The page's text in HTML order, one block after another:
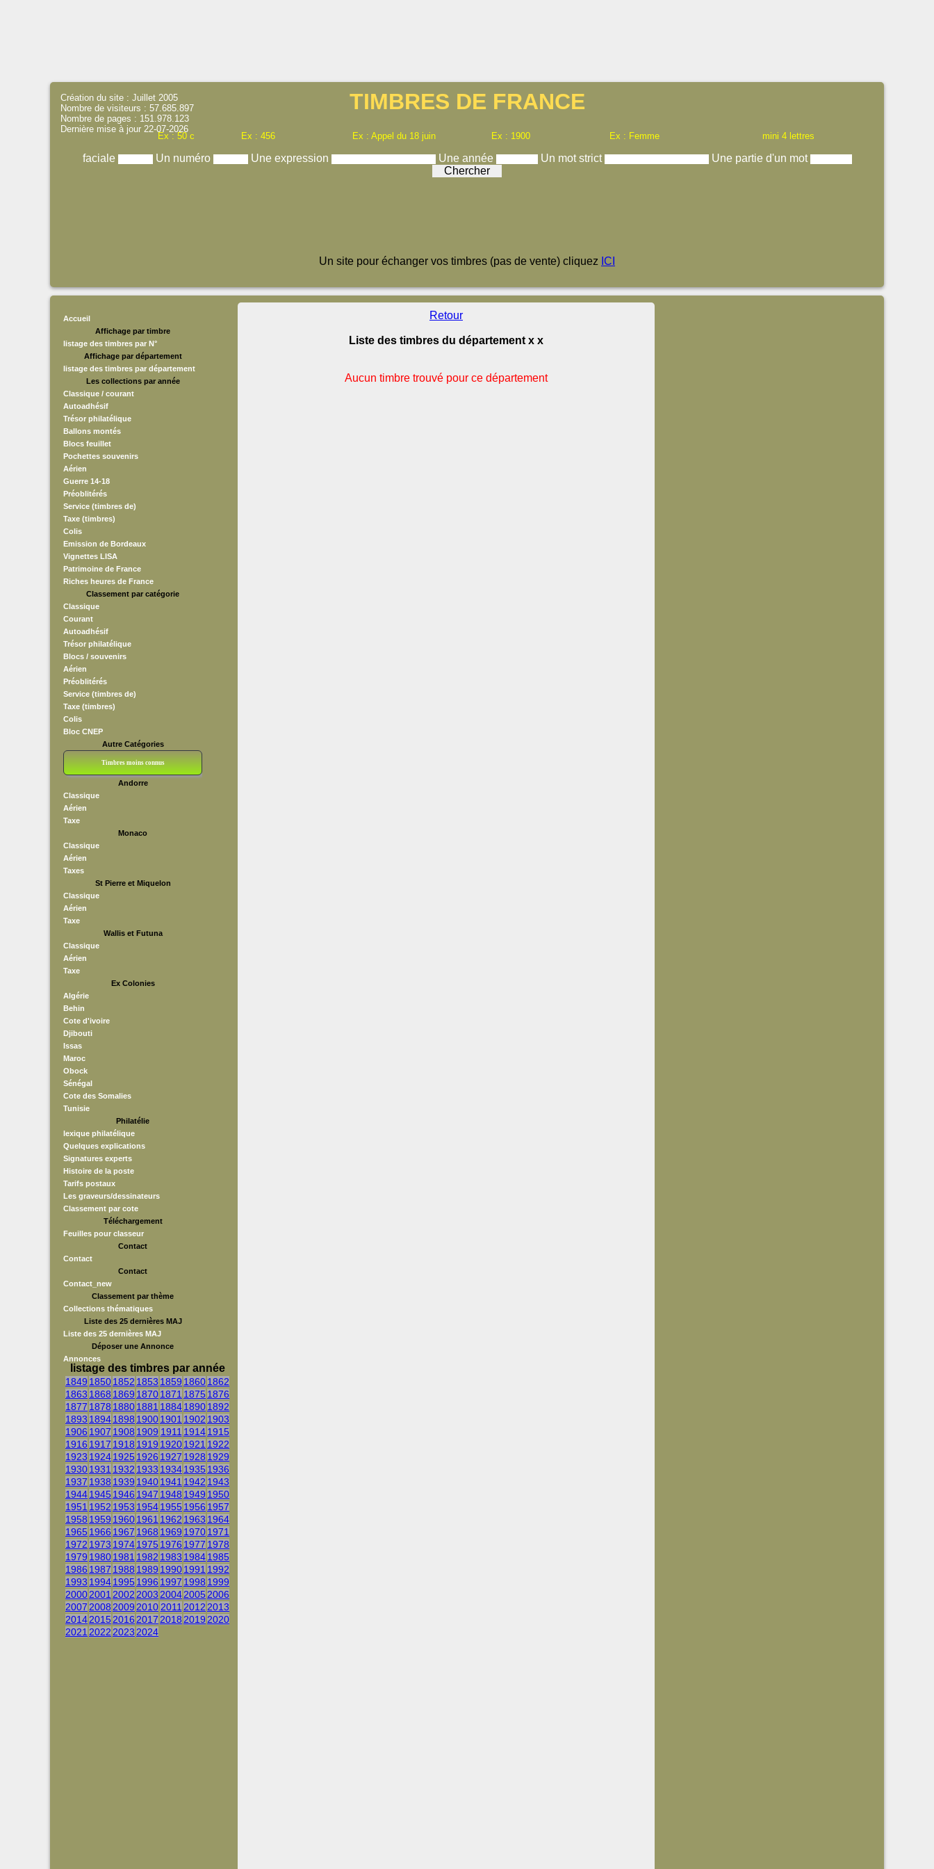
TIMBRES DE FRANCE
Ex : 50 c Ex : 456 Ex : Appel du 18 juin Ex : 1900 Ex : Femme mini 4 lettres
faciale Un numéro Une expression Une année Un mot strict Une partie d'un mot
Création du site : Juillet 2005
Nombre de visiteurs : 57.685.897
Nombre de pages : 151.978.123
Dernière mise à jour 22-07-2026
Un site pour échanger vos timbres (pas de vente) cliquez ICI
Accueil
Affichage par timbre
listage des timbres par N°
Affichage par département
listage des timbres par département
Les collections par année
Classique / courant
Autoadhésif
Trésor philatélique
Ballons montés
Blocs feuillet
Pochettes souvenirs
Aérien
Guerre 14-18
Préoblitérés
Service (timbres de)
Taxe (timbres)
Colis
Emission de Bordeaux
Vignettes LISA
Patrimoine de France
Riches heures de France
Classement par catégorie
Classique
Courant
Autoadhésif
Trésor philatélique
Blocs / souvenirs
Aérien
Préoblitérés
Service (timbres de)
Taxe (timbres)
Colis
Bloc CNEP
Autre Catégories
Timbres moins connus
Andorre
Classique
Aérien
Taxe
Monaco
Classique
Aérien
Taxes
St Pierre et Miquelon
Classique
Aérien
Taxe
Wallis et Futuna
Classique
Aérien
Taxe
Ex Colonies
Algérie
Behin
Cote d'ivoire
Djibouti
Issas
Maroc
Obock
Sénégal
Cote des Somalies
Tunisie
Philatélie
lexique philatélique
Quelques explications
Signatures experts
Histoire de la poste
Tarifs postaux
Les graveurs/dessinateurs
Classement par cote
Téléchargement
Feuilles pour classeur
Contact
Contact
Contact
Contact_new
Classement par thème
Collections thématiques
Liste des 25 dernières MAJ
Liste des 25 dernières MAJ
Déposer une Annonce
Annonces
listage des timbres par année
1849 18501852 1853 1859 18601862
1863 1868 1869 18701871 1875 1876
1877 1878 18801881 188418901892
1893 18941898 19001901 1902 1903
1906 1907 1908 1909 1911 19141915
1916 1917 1918 1919 19201921 1922
1923 19241925 1926 1927 1928 1929
19301931 1932 1933 19341935 1936
1937 1938 1939 19401941 1942 1943
19441945 1946 1947 1948 1949 1950
1951 1952 1953 19541955 1956 1957
1958 1959 19601961 1962 1963 1964
1965 1966 1967 1968 1969 19701971
1972 1973 19741975 1976 1977 1978
1979 19801981 1982 1983 19841985
1986 1987 1988 1989 19901991 1992
1993 19941995 1996 1997 1998 1999
20002001 2002 2003 20042005 2006
2007 2008 2009 2010 2011 2012 2013
20142015 2016 2017 2018 2019 2020
2021 2022 2023 2024
Retour
Liste des timbres du département x x
Aucun timbre trouvé pour ce département